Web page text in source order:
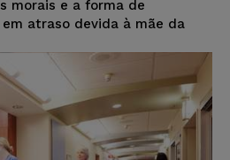
morais e a forma de
atraso devida à mãe da